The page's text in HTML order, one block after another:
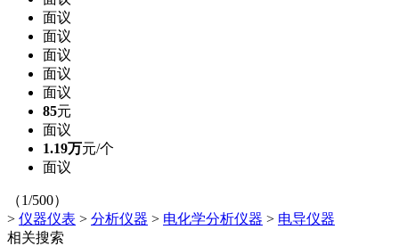
面议
面议
面议
面议
面议
85元
面议
1.19万元/个
面议
（1/500）
> 仪器仪表 > 分析仪器 > 电化学分析仪器 > 电导仪器
相关搜索